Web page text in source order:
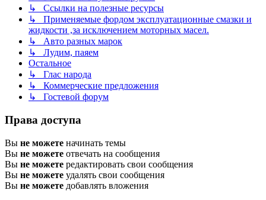
↳ Ссылки на полезные ресурсы
↳ Применяемые фордом эксплуатационные смазки и
жидкости ,за исключением моторных масел.
↳ Авто разных марок
↳ Лудим, паяем
Остальное
↳ Глас народа
↳ Коммерческие предложения
↳ Гостевой форум
Права доступа
Вы не можете начинать темы
Вы не можете отвечать на сообщения
Вы не можете редактировать свои сообщения
Вы не можете удалять свои сообщения
Вы не можете добавлять вложения